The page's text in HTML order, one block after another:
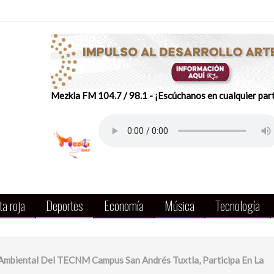
Mezkla FM 104.7 / 98.1 - ¡Escúchanos en cualquier
roja Deportes Economía Música Tecnología
Del TECNM Campus San Andrés Tuxtla, Participa En La